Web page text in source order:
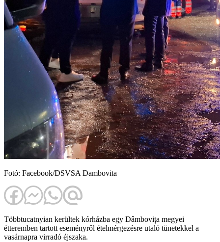
Fotó: Facebook/DSVSA Dambovita
Többtucatnyian kerültek kórházba egy Dâmbovița megyei
étteremben tartott eseményről ételmérgezésre utaló tünetekkel a
vasárnapra virradó éjszaka.